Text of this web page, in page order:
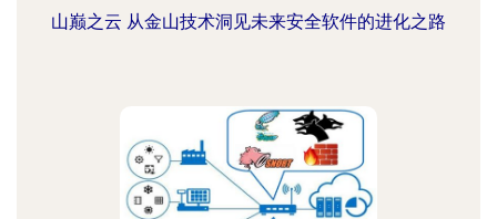
山巅之云 从金山技术洞见未来安全软件的进化之路